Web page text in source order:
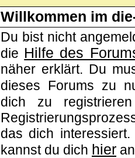
Willkommen im
Du bist nicht
die Hilfe des
näher erklärt. Du
dieses Forums zu
dich zu
das dich
kannst du dich hier